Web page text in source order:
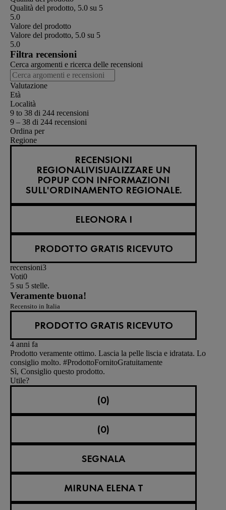
Qualità del prodotto, 5.0 su 5
5.0
Valore del prodotto
Valore del prodotto, 5.0 su 5
5.0
Filtra recensioni
Cerca argomenti e ricerca delle recensioni
Valutazione
Età
Località
9 to 38 di 244 recensioni
9 – 38 di 244 recensioni
Ordina per
Regione
RECENSIONI
REGIONALIVISUALIZZARE UN
POPUP CON INFORMAZIONI
SULL'ORDINAMENTO REGIONALE.
ELEONORA I
PRODOTTO GRATIS RICEVUTO
recensioni3
Voti0
5 su 5 stelle.
Veramente buona!
Recensito in Italia
PRODOTTO GRATIS RICEVUTO
4 anni fa
Prodotto veramente ottimo. Lascia la pelle liscia e idratata. Lo
consiglio molto. #ProdottoFornitoGratuitamente
Sì, Consiglio questo prodotto.
Utile?
(0)
(0)
SEGNALA
MIRUNA ELENA T